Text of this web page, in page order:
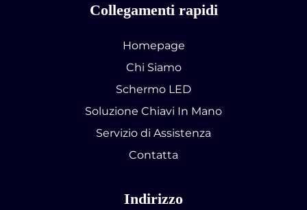
Collegamenti rapidi
Homepage
Chi Siamo
Schermo LED
Soluzione Chiavi In Mano
Servizio di Assistenza
Contatta
Indirizzo